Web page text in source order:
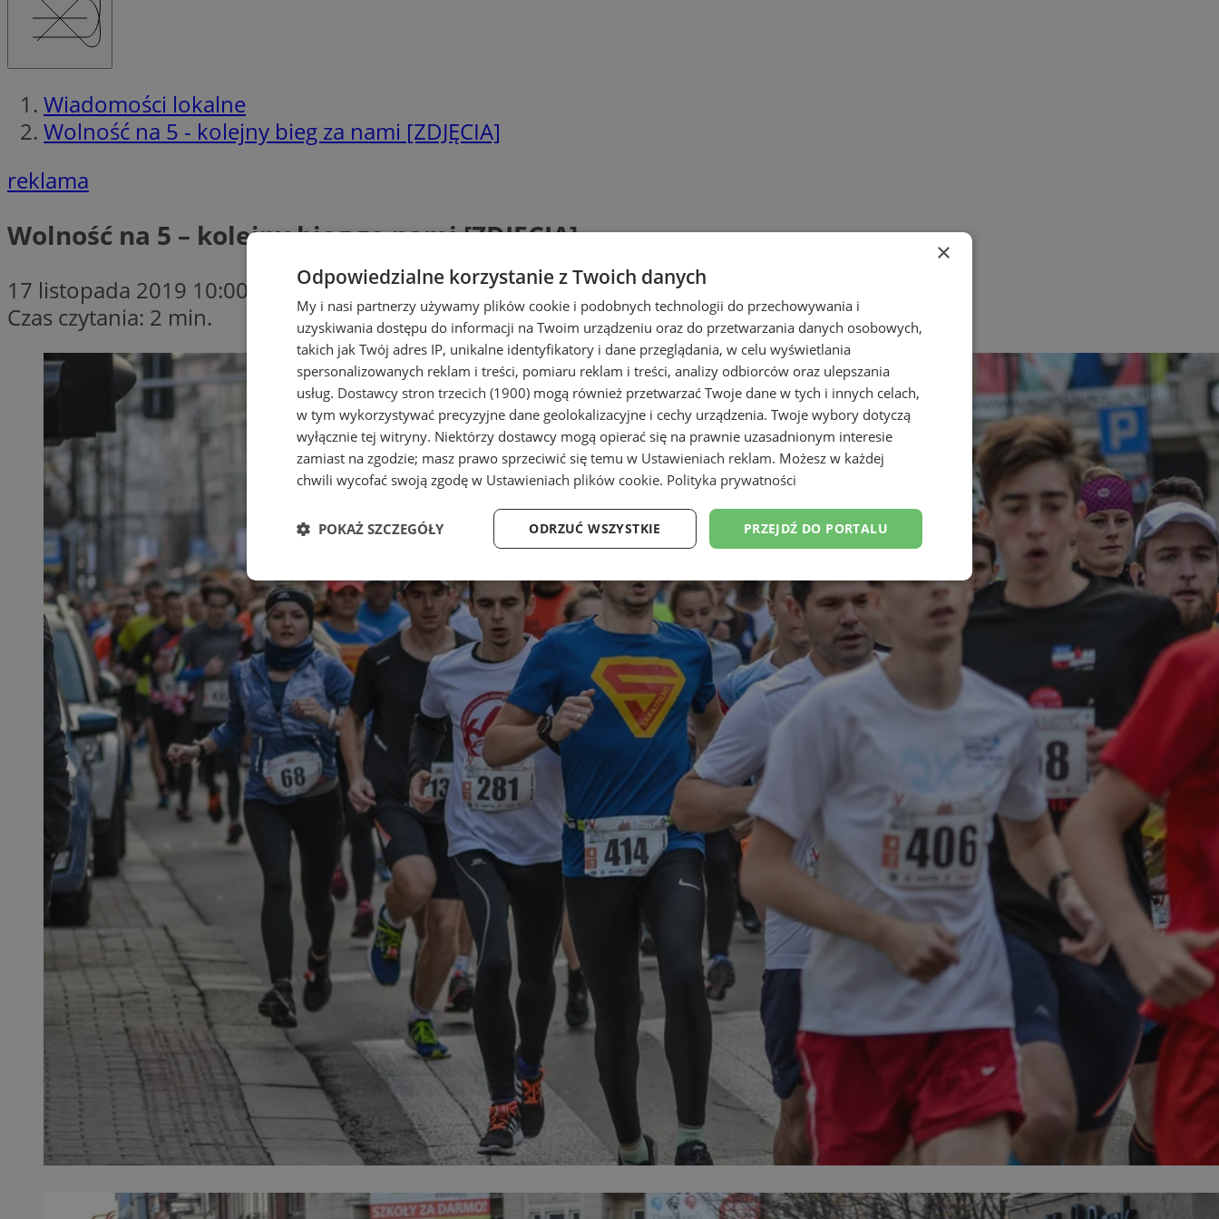
Wiadomości lokalne
Wolność na 5 - kolejny bieg za nami [ZDJĘCIA]
reklama
Wolność na 5 – kolejny bieg za nami [ZDJĘCIA]
17 listopada 2019 10:00
Czas czytania: 2 min.
×
Odpowiedzialne korzystanie z Twoich danych
My i nasi partnerzy używamy plików cookie i podobnych technologii do przechowywania i
uzyskiwania dostępu do informacji na Twoim urządzeniu oraz do przetwarzania danych osobowych,
takich jak Twój adres IP, unikalne identyfikatory i dane przeglądania, w celu wyświetlania
spersonalizowanych reklam i treści, pomiaru reklam i treści, analizy odbiorców oraz ulepszania
usług. Dostawcy stron trzecich (1900) mogą również przetwarzać Twoje dane w tych i innych celach,
w tym wykorzystywać precyzyjne dane geolokalizacyjne i cechy urządzenia. Twoje wybory dotyczą
wyłącznie tej witryny. Niektórzy dostawcy mogą opierać się na prawnie uzasadnionym interesie
zamiast na zgodzie; masz prawo sprzeciwić się temu w Ustawieniach reklam. Możesz w każdej
chwili wycofać swoją zgodę w Ustawieniach plików cookie. Polityka prywatności
PRZEJDŹ DO PORTALU
ODRZUĆ WSZYSTKIE
POKAŻ SZCZEGÓŁY
Niezbędne Wydajność Targetowanie Funkcjonalność Niesklasyfikowane
Niezbędne Wydajność Targetowanie Funkcjonalność
Niezbędne pliki cookie umożliwiają korzystanie z podstawowych funkcji strony internetowej, takich jak logowanie użytkownika i
zarządzanie kontem. Bez niezbędnych plików cookie nie można prawidłowo korzystać ze strony internetowej.
Nazwa
Provider/
Domena
Okres
przechowywania
Opis
mojekatowice.pl 1 rok
Ten plik cookie przechowuje identyfikator sesji.
mojekatowice.pl 1 rok
Ten plik cookie przechowuje identyfikator sesji.
MvSessID
mojekatowice.pl 1 rok
Ten plik cookie przechowuje identyfikator sesji.
__cf_bm
Cloudflare Inc.
.temu.com
Ten plik cookie służy do rozróżniania ludzi i botów.
Jest to korzystne dla strony internetowej, ponieważ
umożliwia tworzenie ważnych raportów na temat
korzystania z jej witryny internetowej.
VISITOR_PRIVACY_METADATA
YouTube
.youtube.com
5 miesięcy 4
Ten plik cookie przechowuje informacje o zgodzie
użytkownika oraz jego preferencjach dotyczących
prywatności podczas korzystania z witryny. Rejestruje
wybory dotyczące polityki prywatności i ustawień
zgody, zapewniając ich przestrzeganie w kolejnych
wizytach. Dzięki temu użytkownik nie musi ponownie
konfigurować swoich preferencji, co zwiększa wygodę
i zgodność z regulacjami ochrony danych.
__cf_bm
Cloudflare Inc.
.twitter.com
29 minut 53
sekundy
Ten plik cookie służy do rozróżniania ludzi i botów.
Jest to korzystne dla strony internetowej, ponieważ
umożliwia tworzenie ważnych raportów na temat
korzystania z jej witryny internetowej.
CookieScriptConsent
CookieScript
mojekatowice.pl
4 tygodnie 2 dni
Ten plik cookie jest używany przez usługę Cookie-
Script.com do zapamiętywania preferencji
działał poprawnie.
Google Privacy Policy